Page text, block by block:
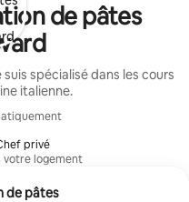
de pâtes
spécialisé dans les cours
italienne.
privé
votre logement
de pâtes